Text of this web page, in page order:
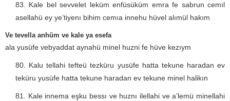
Kale bel sevvelet leküm enfüsüküm emra fe sabrun cemıl
asellahü ey ye’tiyenı bihim cemıa innehu hüvel alımül hakım
Ve tevella anhüm ve kale ya esefa
ala yusüfe vebyaddat aynahü minel huzni fe hüve kezıym
Kalu tellahi tefteü tezküru yusüfe hatta tekune haradan ev
teküru yusüfe hatta tekune haradan ev tekune minel halikın
Kale innema eşku bessı ve huznı ilellahi ve a’lemü minellahi